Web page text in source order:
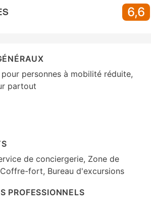
6,6
personnes à mobilité réduite,
partout
de conciergerie, Zone de
fort, Bureau d'excursions
PROFESSIONNELS